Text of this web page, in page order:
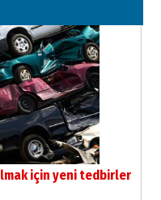
için yeni tedbirler